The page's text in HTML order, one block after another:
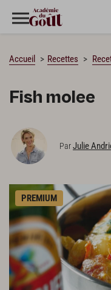
Accueil Recettes
Fish molee
ParJulie
PREMIUM
CHARGEMENT…